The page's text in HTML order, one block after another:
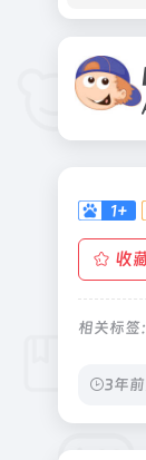
1+
收
相关标签：
3年